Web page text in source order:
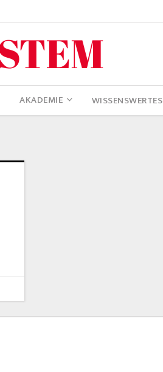
AKADEMIE WISSENSWERTES